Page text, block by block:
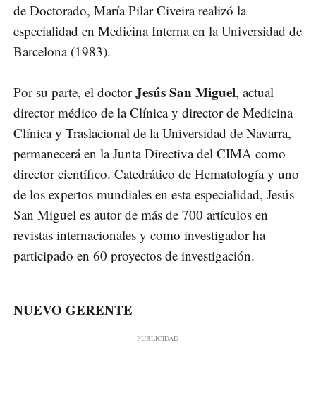
de Doctorado, María Pilar Civeira realizó la
especialidad en Medicina Interna en la Universidad de
Barcelona (1983).
Por su parte, el doctorJesús San Miguel, actual
director médico de la Clínica y director de Medicina
Clínica y Traslacional de la Universidad de Navarra,
permanecerá en la Junta Directiva del CIMA como
director científico. Catedrático de Hematología y uno
de los expertos mundiales en esta especialidad, Jesús
San Miguel es autor de más de 700 artículos en
revistas internacionales y como investigador ha
participado en 60 proyectos de investigación.
NUEVO GERENTE